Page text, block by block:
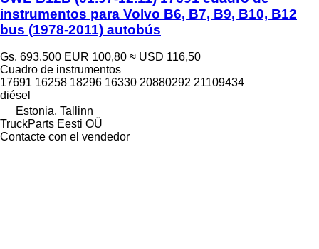
instrumentos para Volvo B6, B7, B9, B10, B12
bus (1978-2011) autobús
Gs. 693.500 EUR 100,80 ≈ USD 116,50
Cuadro de instrumentos
17691 16258 18296 16330 20880292 21109434
diésel
Estonia, Tallinn
TruckParts Eesti OÜ
Contacte con el vendedor